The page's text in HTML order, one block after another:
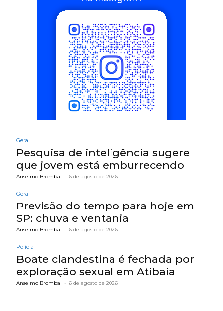
Geral
Pesquisa de inteligência sugere
que jovem está emburrecendo
Anselmo Brombal - 6 de agosto de 2026
Geral
Previsão do tempo para hoje em
SP: chuva e ventania
Anselmo Brombal - 6 de agosto de 2026
Polícia
Boate clandestina é fechada por
exploração sexual em Atibaia
Anselmo Brombal - 6 de agosto de 2026